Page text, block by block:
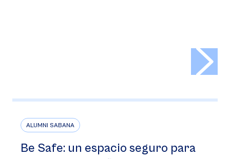
ALUMNI SABANA
Be Safe: un espacio seguro para